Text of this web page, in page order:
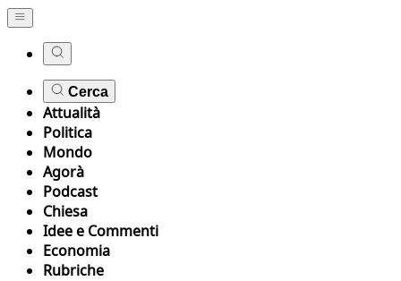
Cerca
Attualità
Politica
Mondo
Agorà
Podcast
Chiesa
Idee e Commenti
Economia
Rubriche